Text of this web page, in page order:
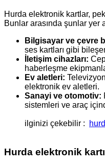
Hurda elektronik kartlar,
Bunlar arasında şunlar yer
Bilgisayar ve çevre
ses kartları gibi
İletişim cihazları:
haberleşme
Ev aletleri:
elektronik ev aletleri.
Sanayi ve otomotiv:
sistemleri ve araç
ilginizi çekebilir :
Hurda elektronik